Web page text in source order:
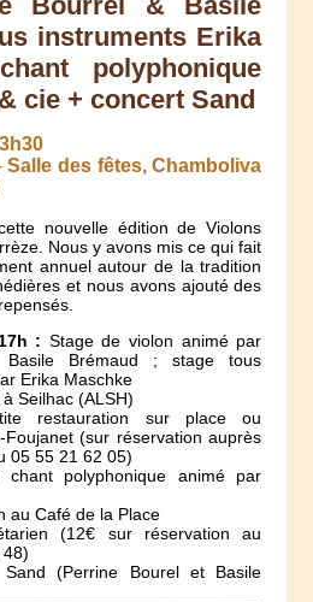
instruments Erika
polyphonique
cie + concert Sand
Salle des fêtes, Chamboliva
nouvelle édition de Violons
Nous y avons mis ce qui fait
annuel autour de la tradition
et nous avons ajouté des
: Stage de violon animé par
Brémaud ; stage tous
Erika Maschke
Seilhac (ALSH)
restauration sur place ou
Foujanet (sur réservation auprès
05 55 21 62 05)
polyphonique animé par
au Café de la Place
(12€ sur réservation au
(Perrine Bourel et Basile